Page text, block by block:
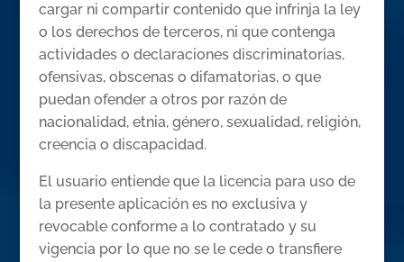
cargar ni compartir contenido que infrinja la ley
o los derechos de terceros, ni que contenga
actividades o declaraciones discriminatorias,
ofensivas, obscenas o difamatorias, o que
puedan ofender a otros por razón de
nacionalidad, etnia, género, sexualidad, religión,
creencia o discapacidad.
El usuario entiende que la licencia para uso de
la presente aplicación es no exclusiva y
revocable conforme a lo contratado y su
vigencia por lo que no se le cede o transfiere